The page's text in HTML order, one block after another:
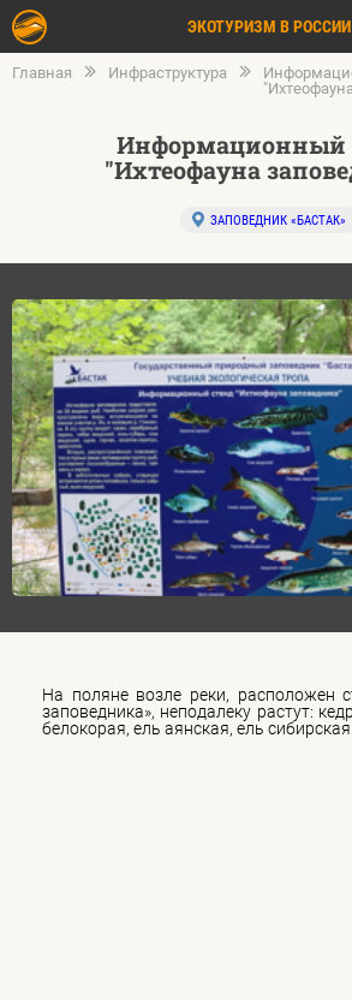
ЭКОТУРИЗМ В РОССИИ
Главная Инфраструктура
Информационный
"Ихтеофауна
ЗАПОВЕДНИК «БАСТАК»
На поляне возле реки, расположен
заповедника», неподалеку растут:
белокорая, ель аянская, ель сибирская.